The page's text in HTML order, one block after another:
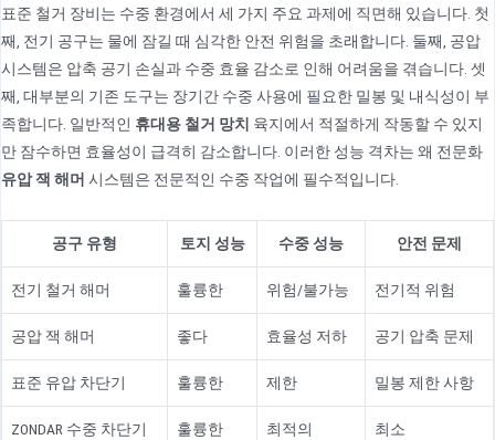
표준 철거 장비는 수중 환경에서 세 가지 주요 과제에 직면해 있습니다. 첫
째, 전기 공구는 물에 잠길 때 심각한 안전 위험을 초래합니다. 둘째, 공압
시스템은 압축 공기 손실과 수중 효율 감소로 인해 어려움을 겪습니다. 셋
째, 대부분의 기존 도구는 장기간 수중 사용에 필요한 밀봉 및 내식성이 부
족합니다. 일반적인 휴대용 철거 망치 육지에서 적절하게 작동할 수 있지
만 잠수하면 효율성이 급격히 감소합니다. 이러한 성능 격차는 왜 전문화
유압 잭 해머 시스템은 전문적인 수중 작업에 필수적입니다.
공구 유형 토지 성능 수중 성능 안전 문제
전기 철거 해머 훌륭한 위험/불가능 전기적 위험
공압 잭 해머 좋다 효율성 저하 공기 압축 문제
표준 유압 차단기 훌륭한 제한 밀봉 제한 사항
ZONDAR 수중 차단기 훌륭한 최적의 최소